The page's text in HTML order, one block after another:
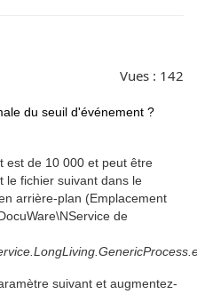
Vues : 142
du seuil d'événement ?
est de 10 000 et peut être
le fichier suivant dans le
arrière-plan (Emplacement
de
suivant et augmentez-